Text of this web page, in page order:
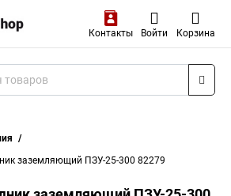
Контакты Войти Корзина
заземляющий ПЗУ-25-300 82279